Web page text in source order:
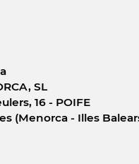
SL
16 - POIFE
(Menorca - Illes